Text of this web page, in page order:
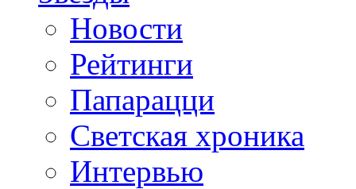
Новости
Рейтинги
Папарацци
Светская хроника
Интервью